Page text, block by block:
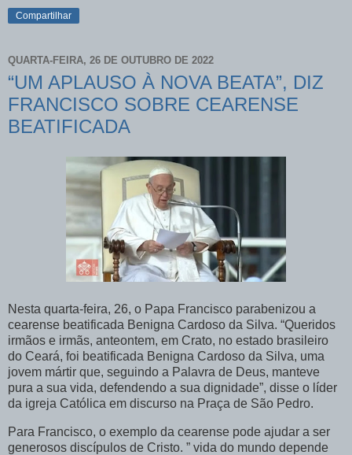
Compartilhar
QUARTA-FEIRA, 26 DE OUTUBRO DE 2022
“UM APLAUSO À NOVA BEATA”, DIZ
FRANCISCO SOBRE CEARENSE
BEATIFICADA
Nesta quarta-feira, 26, o Papa Francisco parabenizou a
cearense beatificada Benigna Cardoso da Silva. “Queridos
irmãos e irmãs, anteontem, em Crato, no estado brasileiro
do Ceará, foi beatificada Benigna Cardoso da Silva, uma
jovem mártir que, seguindo a Palavra de Deus, manteve
pura a sua vida, defendendo a sua dignidade”, disse o líder
da igreja Católica em discurso na Praça de São Pedro.
Para Francisco, o exemplo da cearense pode ajudar a ser
generosos discípulos de Cristo. ” vida do mundo depende